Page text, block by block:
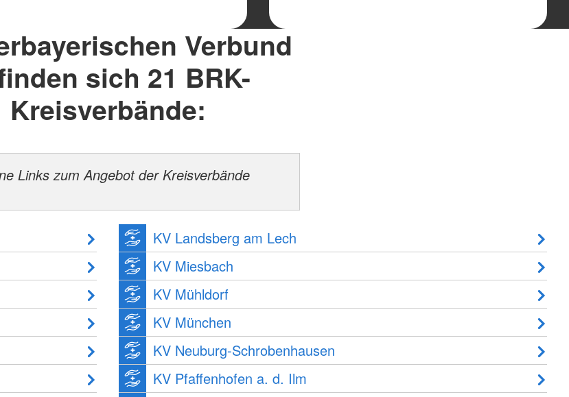
Verbund
sich 21 BRK-
Kreisverbände:
Links zum Angebot der Kreisverbände
KV Landsberg am Lech
KV Miesbach
KV Mühldorf
KV München
KV Neuburg-Schrobenhausen
KV Pfaffenhofen a. d. Ilm